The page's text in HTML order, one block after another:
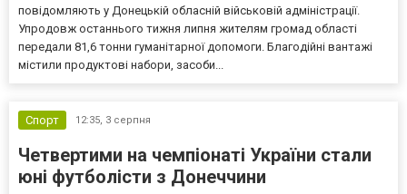
повідомляють у Донецькій обласній військовій адміністрації.
Упродовж останнього тижня липня жителям громад області
передали 81,6 тонни гуманітарної допомоги. Благодійні вантажі
містили продуктові набори, засоби...
Спорт 12:35, 3 серпня
Четвертими на чемпіонаті України стали
юні футболісти з Донеччини